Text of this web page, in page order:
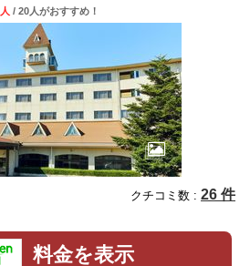
人 / 20人がおすすめ！
クチコミ数 : 26 件
料金を表示